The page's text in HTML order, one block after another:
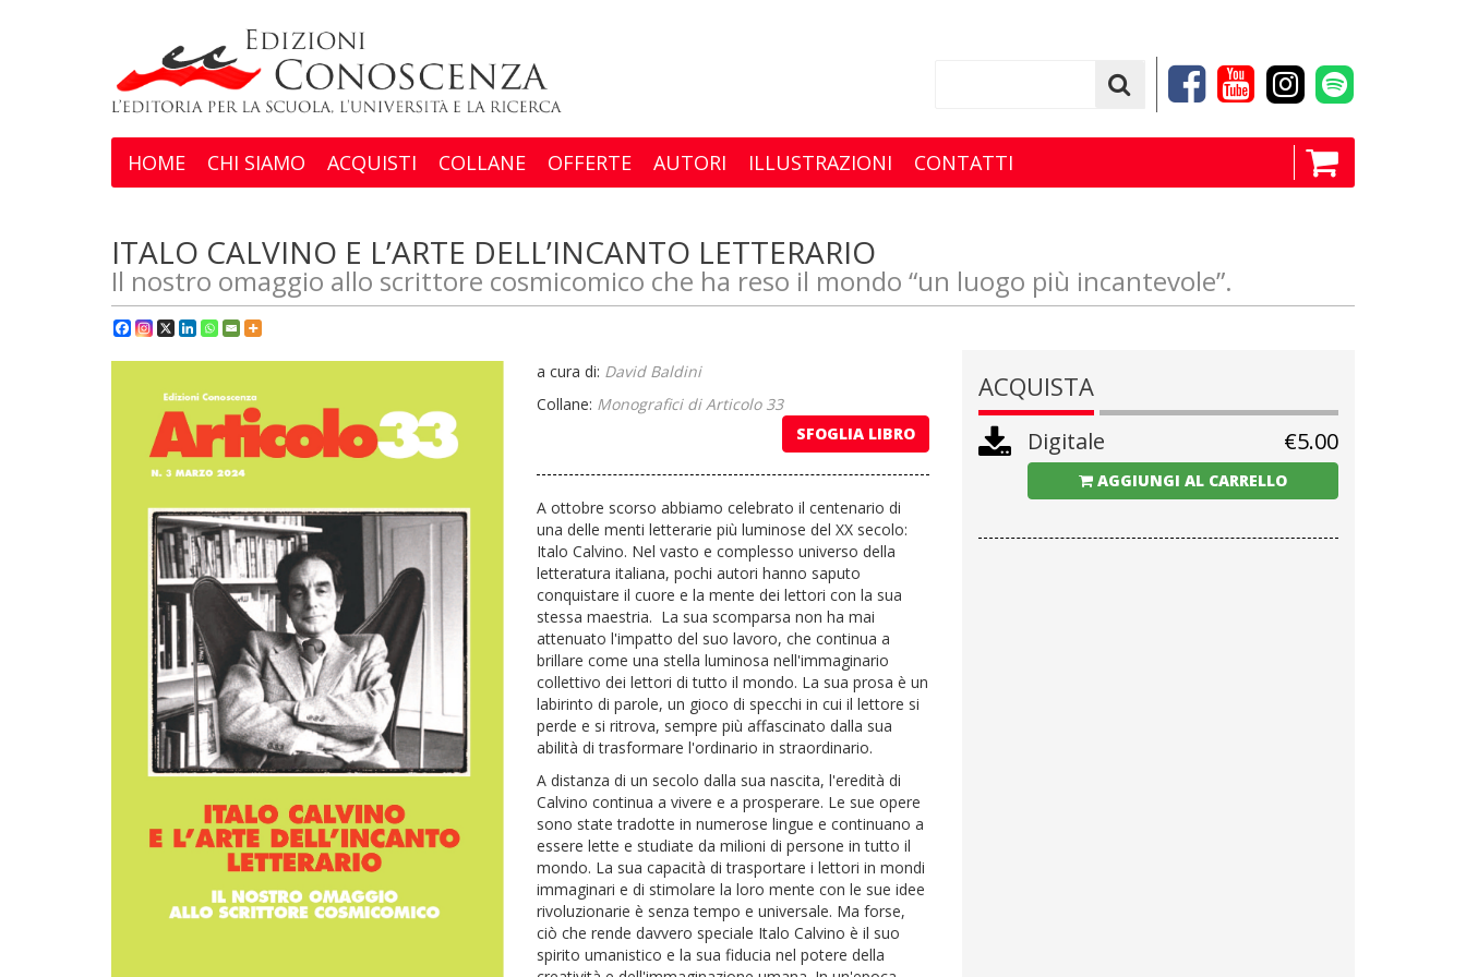
HOME CHI SIAMO ACQUISTI COLLANE OFFERTE AUTORI ILLUSTRAZIONI CONTATTI
ITALO CALVINO E L’ARTE DELL’INCANTO LETTERARIO
Il nostro omaggio allo scrittore cosmicomico che ha reso il mondo “un luogo più incantevole”.
ACQUISTA
Digitale €5.00
AGGIUNGI AL CARRELLO
a cura di: David Baldini
Collane: Monografici di Articolo 33
SFOGLIA LIBRO
A ottobre scorso abbiamo celebrato il centenario di
una delle menti letterarie più luminose del XX secolo:
Italo Calvino. Nel vasto e complesso universo della
letteratura italiana, pochi autori hanno saputo
conquistare il cuore e la mente dei lettori con la sua
stessa maestria. La sua scomparsa non ha mai
attenuato l'impatto del suo lavoro, che continua a
brillare come una stella luminosa nell'immaginario
collettivo dei lettori di tutto il mondo. La sua prosa è un
labirinto di parole, un gioco di specchi in cui il lettore si
perde e si ritrova, sempre più affascinato dalla sua
abilità di trasformare l'ordinario in straordinario.
A distanza di un secolo dalla sua nascita, l'eredità di
Calvino continua a vivere e a prosperare. Le sue opere
sono state tradotte in numerose lingue e continuano a
essere lette e studiate da milioni di persone in tutto il
mondo. La sua capacità di trasportare i lettori in mondi
immaginari e di stimolare la loro mente con le sue idee
rivoluzionarie è senza tempo e universale. Ma forse,
ciò che rende davvero speciale Italo Calvino è il suo
spirito umanistico e la sua fiducia nel potere della